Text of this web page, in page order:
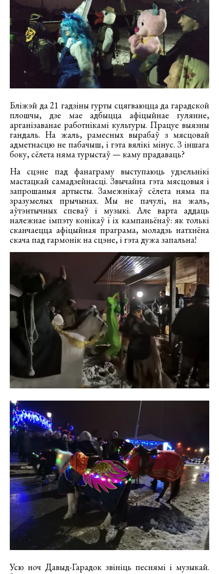
Бліжэй да 21 гадзіны гурты сцягваюцца да гарадской
плошчы, дзе мае адбыцца афіцыйнае гулянне,
арганізаванае работнікамі культуры. Працуе выязны
гандаль. На жаль, рамесных вырабаў з мясцовай
адметнасцю не пабачыш, і гэта вялікі мінус. З іншага
боку, сёлета няма турыстаў — каму прадаваць?
На сцэне пад фанаграму выступаюць удзельнікі
мастацкай самадзейнасці. Звычайна гэта мясцовыя і
запрошаныя артысты. Замежнікаў сёлета няма па
зразумелых прычынах. Мы не пачулі, на жаль,
аўтэнтычных спеваў і музыкі. Але варта аддаць
належнае імпэту конікаў і іх кампаньёнаў: як толькі
сканчаецца афіцыйная праграма, моладзь натхнёна
скача пад гармонік на сцэне, і гэта дужа запальна!
Усю ноч Давыд-Гарадок звініць песнямі і музыкай.